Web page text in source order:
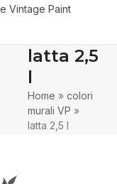
Vintage Paint
latta 2,5
l
Home »colori
murali VP »
latta 2,5 l